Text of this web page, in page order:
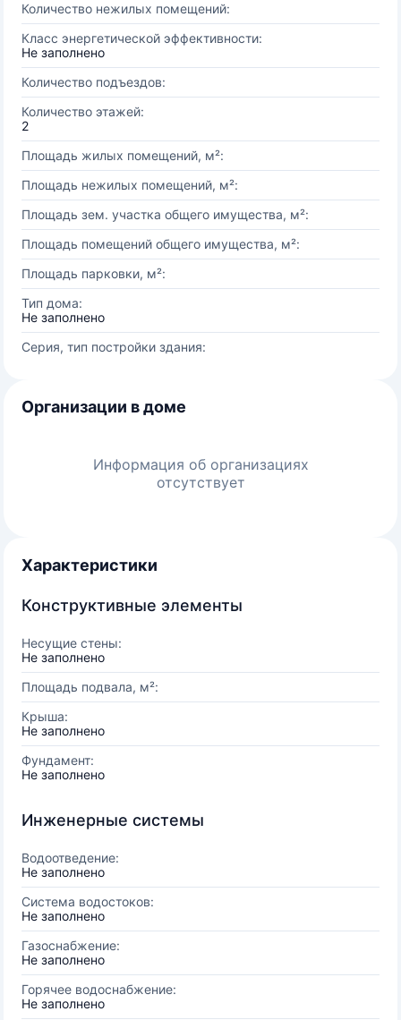
Количество нежилых помещений:
Класс энергетической эффективности:
Не заполнено
Количество подъездов:
Количество этажей:
2
Площадь жилых помещений, м²:
Площадь нежилых помещений, м²:
Площадь зем. участка общего имущества, м²:
Площадь помещений общего имущества, м²:
Площадь парковки, м²:
Тип дома:
Не заполнено
Серия, тип постройки здания:
Организации в доме
Информация об организациях
отсутствует
Характеристики
Конструктивные элементы
Несущие стены:
Не заполнено
Площадь подвала, м²:
Крыша:
Не заполнено
Фундамент:
Не заполнено
Инженерные системы
Водоотведение:
Не заполнено
Система водостоков:
Не заполнено
Газоснабжение:
Не заполнено
Горячее водоснабжение:
Не заполнено